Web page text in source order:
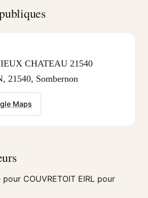
CHATEAU 21540
21540, Sombernon
Maps
COUVRETOIT EIRL pour